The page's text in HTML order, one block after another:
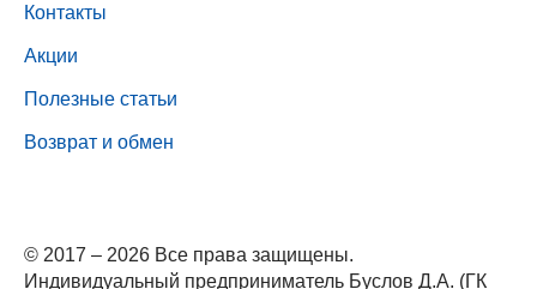
Контакты
Акции
Полезные статьи
Возврат и обмен
© 2017 – 2026 Все права защищены.
Индивидуальный предприниматель Буслов Д.А. (ГК